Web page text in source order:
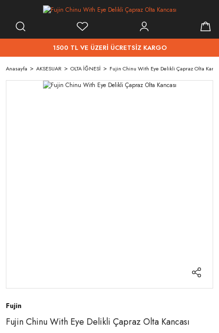
1500 TL VE ÜZERİ ÜCRETSİZ KARGO
Anasayfa AKSESUAR OLTA İĞNESİ Fujin Chinu With Eye Delikli Çapraz Olta
Fujin
Fujin Chinu With Eye Delikli Çapraz Olta Kancası